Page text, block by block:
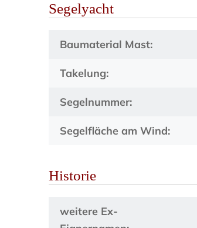
Segelyacht
Baumaterial Mast:
Takelung:
Segelnummer:
Segelfläche am Wind:
Historie
weitere Ex-